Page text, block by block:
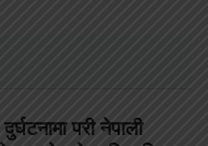
परी नेपाली